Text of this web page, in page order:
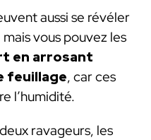
aussi se révéler
vous pouvez les
en arrosant
feuillage, car ces
l’humidité.
ravageurs, les